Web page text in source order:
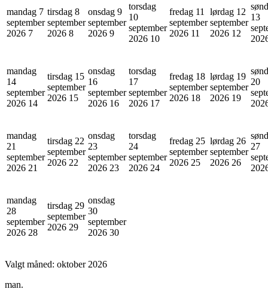
mandag 7
september
2026 7
tirsdag 8
september
2026 8
onsdag 9
september
2026 9
torsdag
10
september
2026 10
fredag 11
september
2026 11
lørdag 12
september
2026 12
13
mandag
14
september
2026 14
tirsdag 15
september
2026 15
onsdag
16
september
2026 16
torsdag
17
september
2026 17
fredag 18
september
2026 18
lørdag 19
september
2026 19
20
mandag
21
september
2026 21
tirsdag 22
september
2026 22
onsdag
23
september
2026 23
torsdag
24
september
2026 24
fredag 25
september
2026 25
lørdag 26
september
2026 26
27
mandag
28
september
2026 28
tirsdag 29
september
2026 29
onsdag
30
september
2026 30
Valgt måned: oktober 2026
man.